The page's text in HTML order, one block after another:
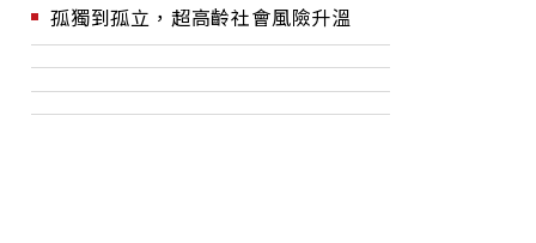
孤獨到孤立，超高齡社會風險升溫